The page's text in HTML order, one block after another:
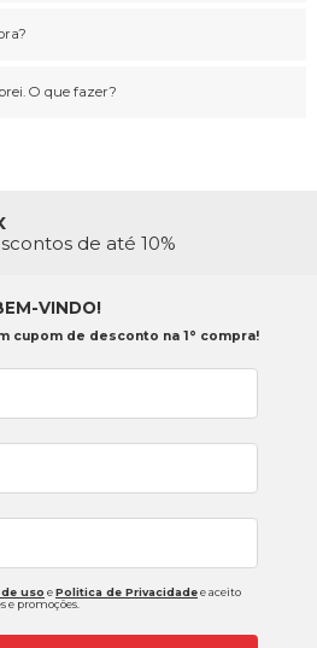
O que fazer?
de até 10%
VINDO!
cupom de desconto na 1° compra!
uso ePolitica de Privacidadee aceito
e promoções.